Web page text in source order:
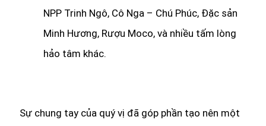
NPP Trinh Ngô, Cô Nga – Chú Phúc, Đặc sản
Minh Hương, Rượu Moco, và nhiều tấm lòng
hảo tâm khác.
Sự chung tay của quý vị đã góp phần tạo nên một